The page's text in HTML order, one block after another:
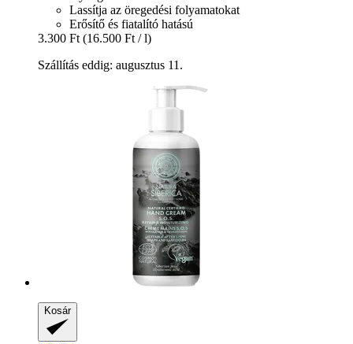
Lassítja az öregedési folyamatokat
Erősítő és fiatalító hatású
3.300 Ft (16.500 Ft / l)
Szállítás eddig: augusztus 11.
Kosár